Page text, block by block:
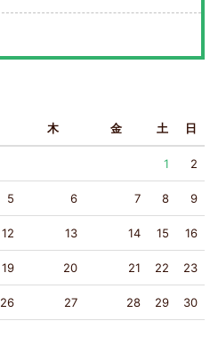
木 金 土 日
1 2
5 6 7 8 9
12 13 14 15 16
19 20 21 22 23
26 27 28 29 30